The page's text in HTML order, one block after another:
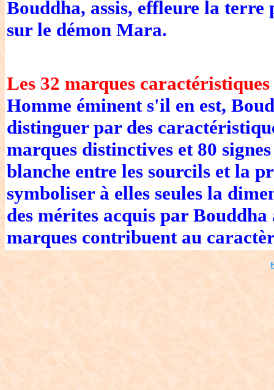
Bouddha, assis, effleure la
sur le démon Mara.
Les 32 marques caractéristiques
Homme éminent s'il en est,
distinguer par des
marques distinctives et 80
blanche entre les sourcils et la
symboliser à elles seules la
des mérites acquis par Bouddha
marques contribuent au